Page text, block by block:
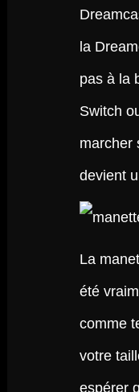
la
pas à la
Switch
marcher
devient
La
été
comme
votre
espérer